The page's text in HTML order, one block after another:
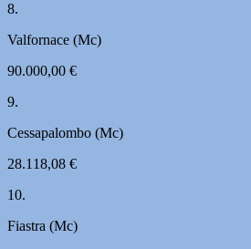
8.
Valfornace (Mc)
90.000,00 €
9.
Cessapalombo (Mc)
28.118,08 €
10.
Fiastra (Mc)